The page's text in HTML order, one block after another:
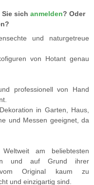
Sie sich anmelden? Oder
und naturgetreue
von Hotant genau
professionell von Hand
in Garten, Haus,
und Messen geeignet, da
am beliebtesten
und auf Grund ihrer
vom Original kaum zu
und einzigartig sind.